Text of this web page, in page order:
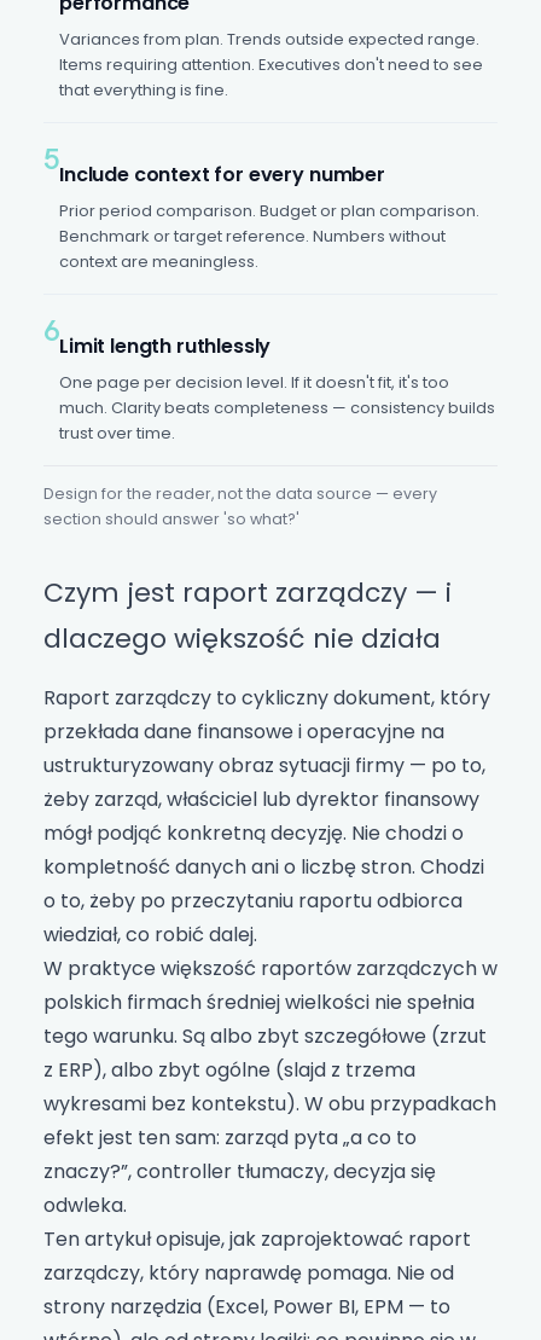
Variances from plan. Trends outside expected range.
Items requiring attention. Executives don't need to see
that everything is fine.
5Include context for every number
Prior period comparison. Budget or plan comparison.
Benchmark or target reference. Numbers without
context are meaningless.
6Limit length ruthlessly
One page per decision level. If it doesn't fit, it's too
much. Clarity beats completeness — consistency builds
trust over time.
Design for the reader, not the data source — every
section should answer 'so what?'
Czym jest raport zarządczy — i
dlaczego większość nie działa
Raport zarządczy to cykliczny dokument, który
przekłada dane finansowe i operacyjne na
ustrukturyzowany obraz sytuacji firmy — po to,
żeby zarząd, właściciel lub dyrektor finansowy
mógł podjąć konkretną decyzję. Nie chodzi o
kompletność danych ani o liczbę stron. Chodzi
o to, żeby po przeczytaniu raportu odbiorca
wiedział, co robić dalej.
W praktyce większość raportów zarządczych w
polskich firmach średniej wielkości nie spełnia
tego warunku. Są albo zbyt szczegółowe (zrzut
z ERP), albo zbyt ogólne (slajd z trzema
wykresami bez kontekstu). W obu przypadkach
efekt jest ten sam: zarząd pyta „a co to
znaczy?”, controller tłumaczy, decyzja się
odwleka.
Ten artykuł opisuje, jak zaprojektować raport
zarządczy, który naprawdę pomaga. Nie od
strony narzędzia (Excel, Power BI, EPM — to